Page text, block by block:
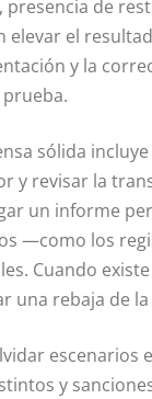
de
elevar el
y la
sólida
y revisar la
un informe
—como los
Cuando
una rebaja de
escenarios
y